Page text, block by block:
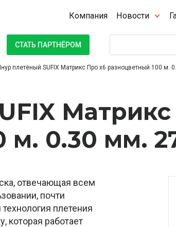
Компания Новости
СТАТЬ ПАРТНЁРОМ
плетёный SUFIX Матрикс Про x6 разноцветный 100 м.
м. 0.30 мм.
отвечающая всем
почти
плетения
которая работает